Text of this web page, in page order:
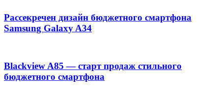
Рассекречен дизайн бюджетного смартфона
Samsung Galaxy A34
Blackview A85 — старт продаж стильного
бюджетного смартфона